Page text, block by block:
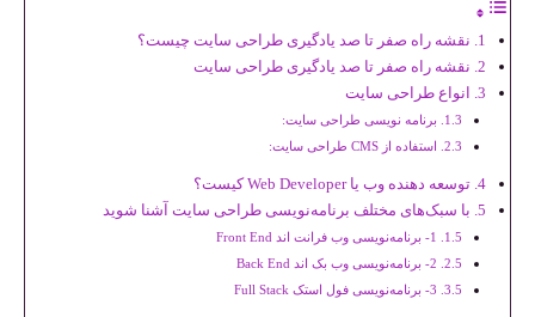
نقشه راه صفر تا صد یادگیری طراحی سایت چیست؟
نقشه راه صفر تا صد یادگیری طراحی سایت
انواع طراحی سایت
برنامه نویسی طراحی سایت:
استفاده از CMS طراحی سایت:
توسعه دهنده وب یا Web Developer کیست؟
با سبک‌های مختلف برنامه‌نویسی طراحی سایت آشنا شوید
1- برنامه‌نویسی وب فرانت اند Front End
2- برنامه‌نویسی وب بک اند Back End
3- برنامه‌نویسی فول استک Full Stack